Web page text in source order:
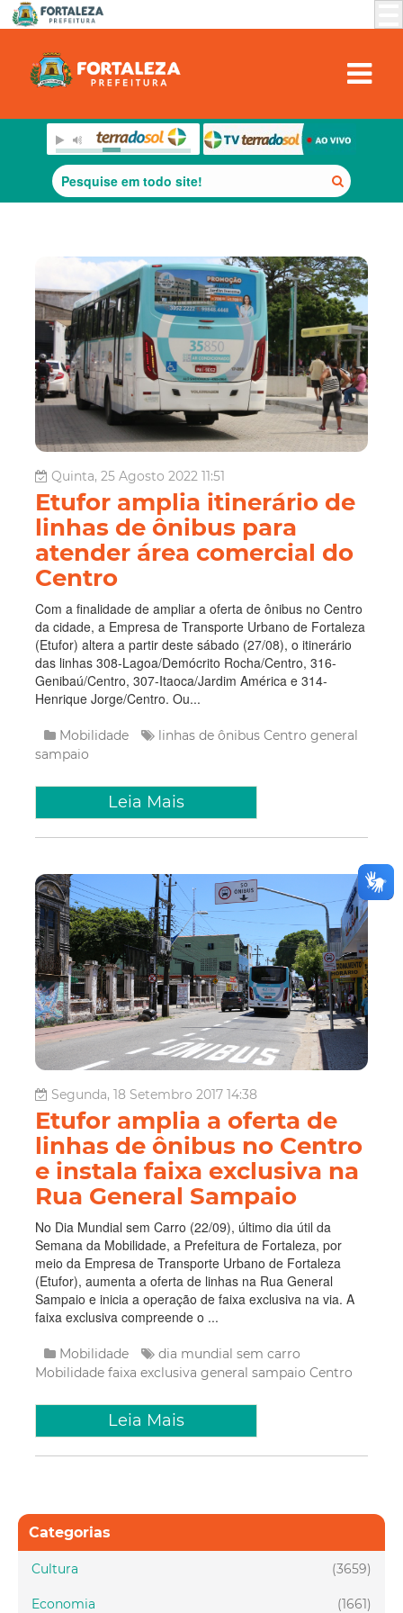
Quinta, 25 Agosto 2022 11:51
Etufor amplia itinerário de
linhas de ônibus para
atender área comercial do
Centro
Com a finalidade de ampliar a oferta de ônibus no Centro
da cidade, a Empresa de Transporte Urbano de Fortaleza
(Etufor) altera a partir deste sábado (27/08), o itinerário
das linhas 308-Lagoa/Demócrito Rocha/Centro, 316-
Genibaú/Centro, 307-Itaoca/Jardim América e 314-
Henrique Jorge/Centro. Ou...
Mobilidade linhas de ônibus Centro general
sampaio
Leia Mais
Segunda, 18 Setembro 2017 14:38
Etufor amplia a oferta de
linhas de ônibus no Centro
e instala faixa exclusiva na
Rua General Sampaio
No Dia Mundial sem Carro (22/09), último dia útil da
Semana da Mobilidade, a Prefeitura de Fortaleza, por
meio da Empresa de Transporte Urbano de Fortaleza
(Etufor), aumenta a oferta de linhas na Rua General
Sampaio e inicia a operação de faixa exclusiva na via. A
faixa exclusiva compreende o ...
Mobilidade
dia mundial sem carro
Mobilidade faixa exclusiva general sampaio Centro
Leia Mais
Categorias
(3659)
Cultura
(1661)
Economia